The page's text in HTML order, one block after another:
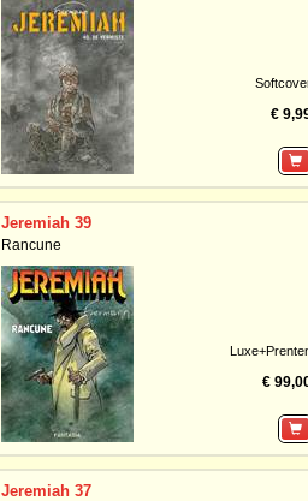
€
Jeremiah 39
Rancune
€
Jeremiah 37